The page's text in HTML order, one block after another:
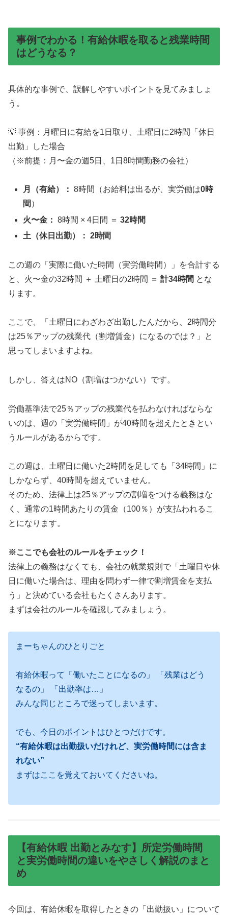
事例でわかる！有給休暇を取ると残業時間
はどうなる？
具体的な事例で、誤解しやすいポイントを見てみましょ
う。
💡 事例：月曜日に有給を1日取り、土曜日に2時間「休日
出勤」した場合
（※前提：月〜金の週5日、1日8時間勤務の会社）
月（有給）： 8時間（お給料は出るが、実労働は0時
間 ）
火〜金： 8時間 × 4日間 ＝32時間
土（休日出勤）： 2時間
この週の「実際に働いた時間（実労働時間）」を合計する
と、火〜金の32時間 ＋ 土曜日の2時間 ＝ 計34時間 とな
ります。
ここで、「土曜日にわざわざ出勤したんだから、2時間分
は25％アップの残業代（割増賃金）になるのでは？」と
思ってしまいますよね。
しかし、答えはNO（割増はつかない）です。
労働基準法で25％アップの残業代を払わなければならな
いのは、週の「実労働時間」が40時間を超えたときとい
うルールがあるからです。
この週は、土曜日に働いた2時間を足しても「34時間」に
しかならず、40時間を超えていません。
そのため、法律上は25％アップの割増をつける義務はな
く、通常の1時間あたりの賃金（100％）が支払われるこ
とになります。
※ここでも会社のルールをチェック！
法律上の義務はなくても、会社の就業規則で「土曜日や休
日に働いた場合は、理由を問わず一律で割増賃金を支払
う」と決めている会社もたくさんあります。
まずは会社のルールを確認してみましょう。
まーちゃんのひとりごと
有給休暇って「働いたことになるの」 「残業はどう
なるの」 「出勤率は…」
みんな同じところで迷ってしまいます。
でも、今日のポイントはひとつだけです。
“有給休暇は出勤扱いだけれど、実労働時間には含ま
れない”
まずはここを覚えておいてくださいね。
【有給休暇 出勤とみなす】所定労働時間
と実労働時間の違いをやさしく解説のまと
め
今回は、有給休暇を取得したときの「出勤扱い」について